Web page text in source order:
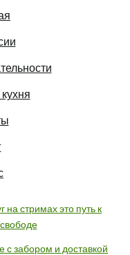
на стримах это путь к
с забором и доставкой